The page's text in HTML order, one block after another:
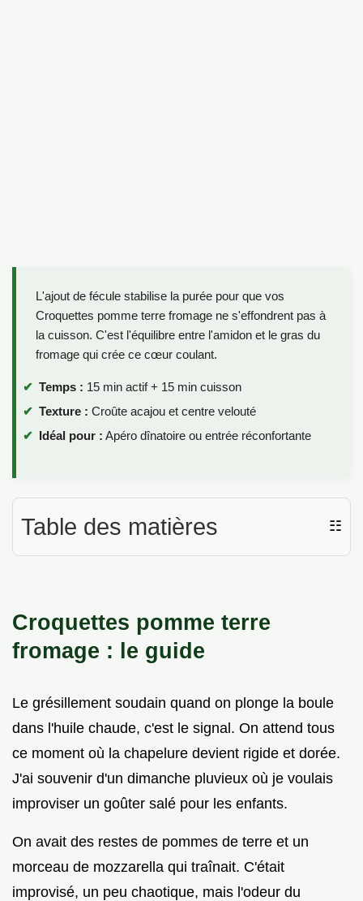
L'ajout de fécule stabilise la purée pour que vos
Croquettes pomme terre fromage ne s'effondrent pas à
la cuisson. C'est l'équilibre entre l'amidon et le gras du
fromage qui crée ce cœur coulant.
Temps : 15 min actif + 15 min cuisson
Texture : Croûte acajou et centre velouté
Idéal pour : Apéro dînatoire ou entrée réconfortante
Table des matières ☷
Croquettes pomme terre
fromage : le guide
Le grésillement soudain quand on plonge la boule
dans l'huile chaude, c'est le signal. On attend tous
ce moment où la chapelure devient rigide et dorée.
J'ai souvenir d'un dimanche pluvieux où je voulais
improviser un goûter salé pour les enfants.
On avait des restes de pommes de terre et un
morceau de mozzarella qui traînait. C'était
improvisé, un peu chaotique, mais l'odeur du